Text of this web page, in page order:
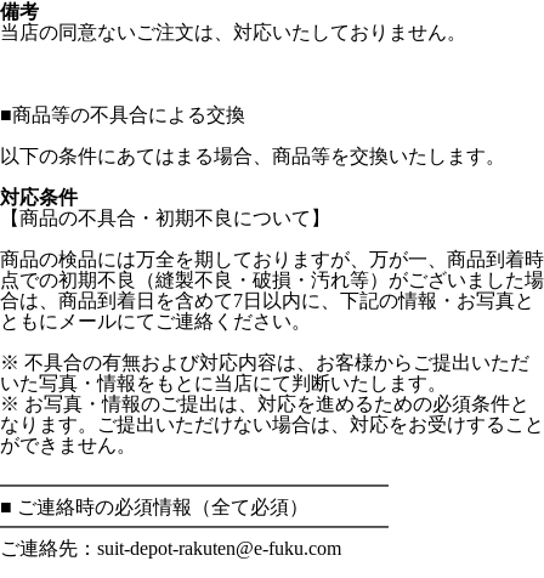
備考
当店の同意ないご注文は、対応いたしておりません。
■商品等の不具合による交換
以下の条件にあてはまる場合、商品等を交換いたします。
対応条件
【商品の不具合・初期不良について】
商品の検品には万全を期しておりますが、万が一、商品到着時
点での初期不良（縫製不良・破損・汚れ等）がございました場
合は、商品到着日を含めて7日以内に、下記の情報・お写真と
ともにメールにてご連絡ください。
※ 不具合の有無および対応内容は、お客様からご提出いただ
いた写真・情報をもとに当店にて判断いたします。
※ お写真・情報のご提出は、対応を進めるための必須条件と
なります。ご提出いただけない場合は、対応をお受けすること
ができません。
━━━━━━━━━━━━━━━━━━━━
■ ご連絡時の必須情報（全て必須）
━━━━━━━━━━━━━━━━━━━━
ご連絡先：suit-depot-rakuten@e-fuku.com